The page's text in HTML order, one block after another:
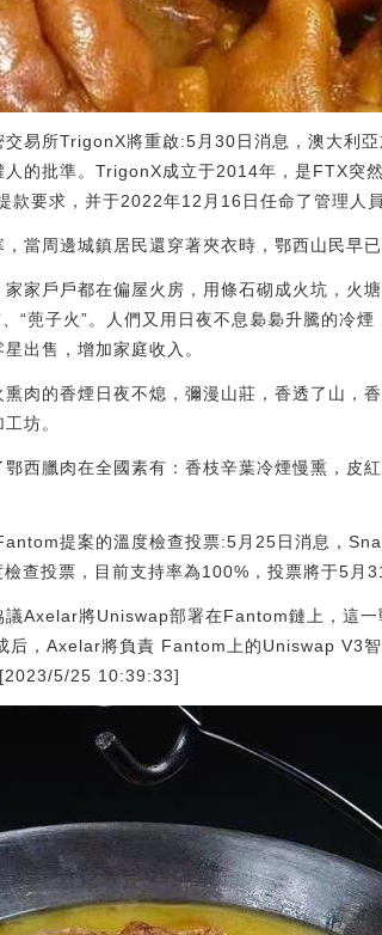
易所TrigonX將重啟:5月30日消息，澳大利
人的批準。TrigonX成立于2014年，是FTX突
款要求，并于2022年12月16日任命了管理
當周邊城鎮居民還穿著夾衣時，鄂西山民早
家戶戶都在偏屋火房，用條石砌成火坑，火
“蔸子火”。人們又用日夜不息裊裊升騰的冷
出售，增加家庭收入。
肉的香煙日夜不熄，彌漫山莊，香透了山，
坊。
西臘肉在全國素有：香枝辛葉冷煙慢熏，皮
提案的溫度檢查投票:5月25日消息，
查投票，目前支持率為100%，投票將于5月
議Axelar將Uniswap部署在Fantom鏈上，這
后，Axelar將負責 Fantom上的Uniswap V3
5/25 10:39:33]